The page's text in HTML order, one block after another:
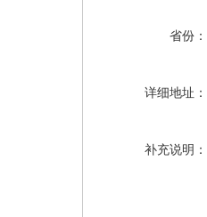
省份：
详细地址：
补充说明：